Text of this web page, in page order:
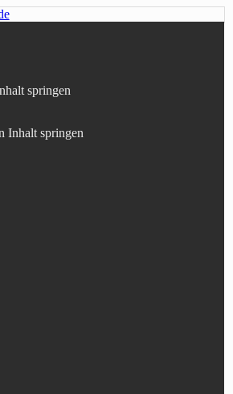
done.de
Sony
springen
Inhalt springen